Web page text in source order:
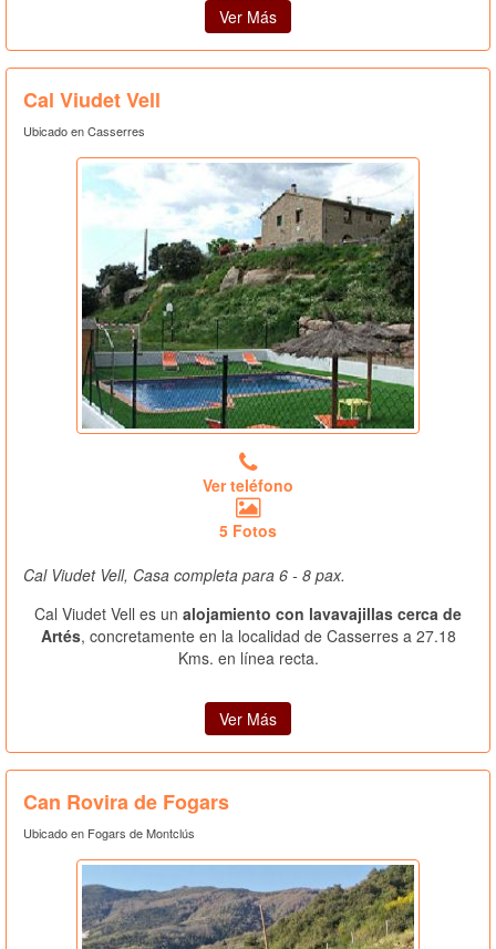
Ver Más
Cal Viudet Vell
Ubicado en Casserres
Ver teléfono
5 Fotos
Cal Viudet Vell, Casa completa para 6 - 8 pax.
Cal Viudet Vell es un alojamiento con lavavajillas cerca de
Artés, concretamente en la localidad de Casserres a 27.18
Kms. en línea recta.
Ver Más
Can Rovira de Fogars
Ubicado en Fogars de Montclús